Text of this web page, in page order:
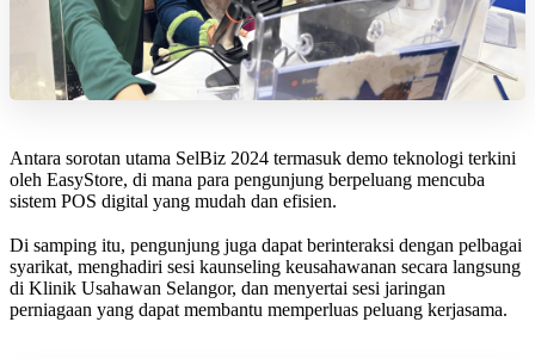
Antara sorotan utama SelBiz 2024 termasuk demo teknologi terkini
oleh EasyStore, di mana para pengunjung berpeluang mencuba
sistem POS digital yang mudah dan efisien.
Di samping itu, pengunjung juga dapat berinteraksi dengan pelbagai
syarikat, menghadiri sesi kaunseling keusahawanan secara langsung
di Klinik Usahawan Selangor, dan menyertai sesi jaringan
perniagaan yang dapat membantu memperluas peluang kerjasama.